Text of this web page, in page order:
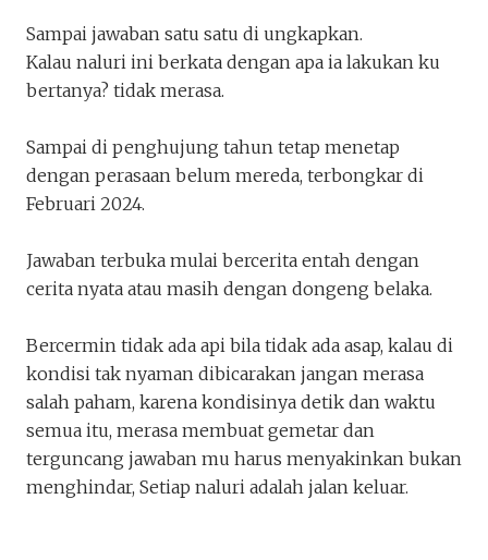
Penakota.id
Sampai jawaban satu satu di ungkapkan.
Kalau naluri ini berkata dengan apa ia lakukan ku
bertanya? tidak merasa.
Sampai di penghujung tahun tetap menetap
dengan perasaan belum mereda, terbongkar di
Februari 2024.
Jawaban terbuka mulai bercerita entah dengan
cerita nyata atau masih dengan dongeng belaka.
Bercermin tidak ada api bila tidak ada asap, kalau di
kondisi tak nyaman dibicarakan jangan merasa
salah paham, karena kondisinya detik dan waktu
semua itu, merasa membuat gemetar dan
terguncang jawaban mu harus menyakinkan bukan
menghindar, Setiap naluri adalah jalan keluar.
Keluar Unduh